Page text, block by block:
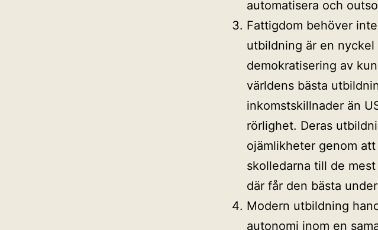
automatisera och
Fattigdom behöver
utbildning är en
demokratisering av
världens bästa
inkomstskillnader än
rörlighet. Deras
ojämlikheter genom
skolledarna till de
där får den bästa
Modern utbildning
autonomi inom en